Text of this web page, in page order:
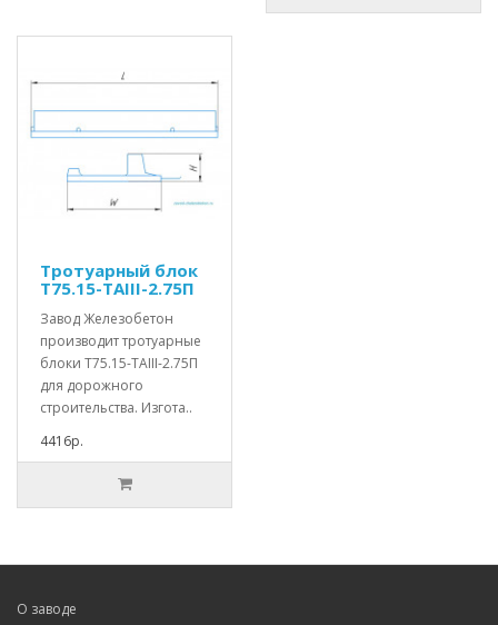
Тротуарный блок
Т75.15-TAIII-2.75П
Завод Железобетон
производит тротуарные
блоки Т75.15-TAIII-2.75П
для дорожного
строительства. Изгота..
4416р.
О заводе